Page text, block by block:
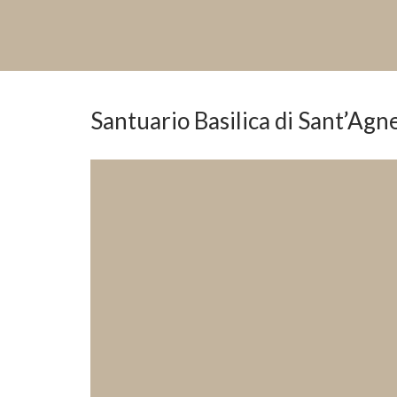
Santuario Basilica di